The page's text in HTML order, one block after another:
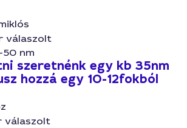
válaszolt
50 nm
szeretnénk egy kb 35nm
hozzá egy 10-12fokból
válaszolt